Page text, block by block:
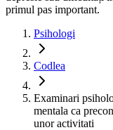
primul pas important.
Psihologi
Codlea
Examinari
mentala ca
unor activitati